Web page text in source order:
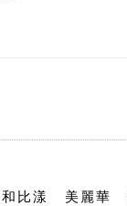
比漾 美麗華